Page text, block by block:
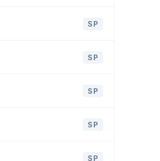
SP
SP
SP
SP
SP